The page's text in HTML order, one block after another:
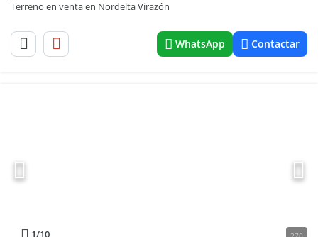
Terreno en venta en Nordelta Virazón
WhatsApp Contactar
1/10